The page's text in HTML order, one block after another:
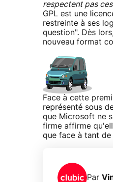
respectent pas
GPL est une
restreinte à ses
question". Dès
nouveau format
Face à cette
représenté sous
que Microsoft ne
firme affirme
que face à tant de
Par